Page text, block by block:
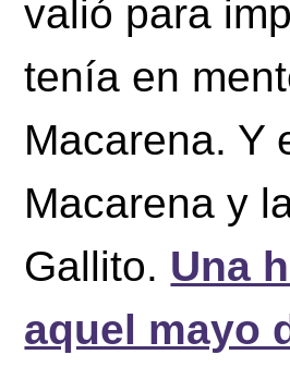
valió para
tenía en
Macarena. Y
Macarena y
Gallito. Una
aquel mayo